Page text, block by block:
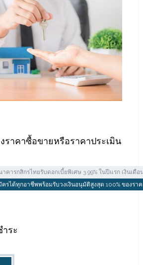
ราคาซื้อขายหรือราคาประเมิน
คารกสิกรไทยรับดอกเบี้ยพิเศษ 3.99% ในปีแรก เงินเดื
รได้ทุกอาชีพพร้อมรับวงเงินอนุมัติสูงสุด 100% ของรา
ระ